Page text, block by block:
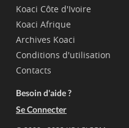
Koaci Côte d'Ivoire
Koaci Afrique
Archives Koaci
Conditions d'utilisation
Contacts
Besoin d'aide ?
Se Connecter